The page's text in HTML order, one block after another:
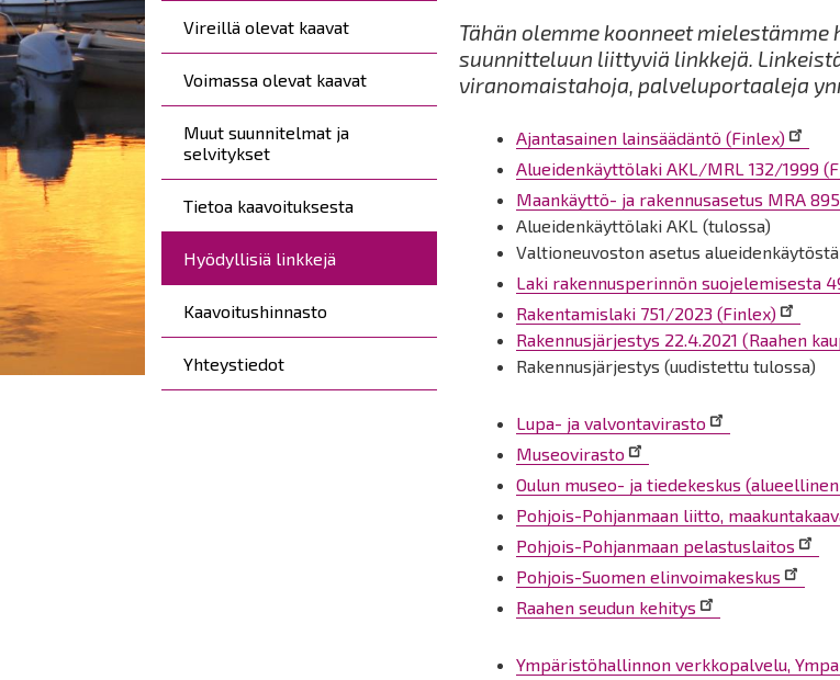
Vireillä olevat kaavat
Voimassa olevat kaavat
Muut suunnitelmat ja
selvitykset
Tietoa kaavoituksesta
Hyödyllisiä linkkejä
Kaavoitushinnasto
Yhteystiedot
Tähän olemme koonneet
suunnitteluun liittyviä linkkejä.
viranomaistahoja, palveluportaaleja
Ajantasainen lainsäädäntö (Finlex)
Alueidenkäyttölaki AKL/MRL 132/1999
Maankäyttö- ja rakennusasetus MRA
Alueidenkäyttölaki AKL (tulossa)
Valtioneuvoston asetus
Laki rakennusperinnön suojelemisesta
Rakentamislaki 751/2023 (Finlex)
Rakennusjärjestys 22.4.2021 (Raahen
Rakennusjärjestys (uudistettu tulossa)
Lupa- ja valvontavirasto
Museovirasto
Oulun museo- ja tiedekeskus
Pohjois-Pohjanmaan liitto,
Pohjois-Pohjanmaan pelastuslaitos
Pohjois-Suomen elinvoimakeskus
Raahen seudun kehitys
Ympäristöhallinnon verkkopalvelu,